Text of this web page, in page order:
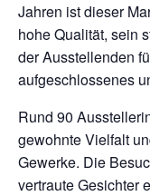
Jahren ist dieser
hohe Qualität, sein
der Ausstellenden
aufgeschlossenes
Rund 90
gewohnte Vielfalt
Gewerke. Die
vertraute Gesichter